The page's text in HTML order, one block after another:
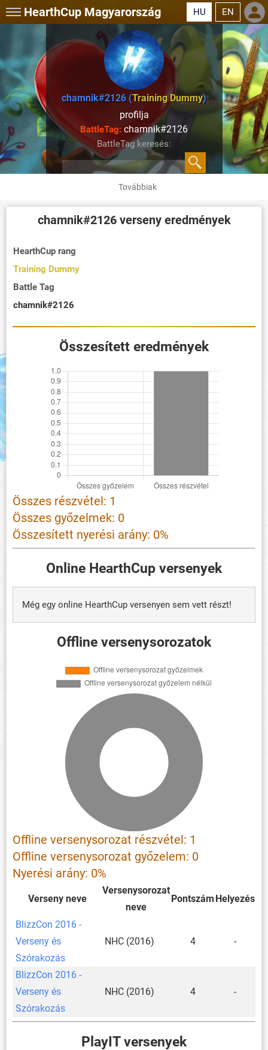
HearthCup Magyarország HU EN
chamnik#2126 (Training Dummy)
profilja
BattleTag: chamnik#2126
BattleTag keresés:
Továbbiak
chamnik#2126verseny eredmények
HearthCup rang
Training Dummy
Battle Tag
chamnik#2126
Összesített eredmények
Összes részvétel: 1
Összes győzelmek: 0
Összesített nyerési arány: 0%
Online HearthCup versenyek
Még egy online HearthCup versenyen sem vett részt!
Offline versenysorozatok
Offline versenysorozat részvétel: 1
Offline versenysorozat győzelem: 0
Nyerési arány: 0%
Verseny neve
Versenysorozat
neve
Pontszám Helyezés
BlizzCon 2016 -
Verseny és
Szórakozás
NHC (2016) 4 -
BlizzCon 2016 -
Verseny és
Szórakozás
NHC (2016) 4 -
PlayIT versenyek